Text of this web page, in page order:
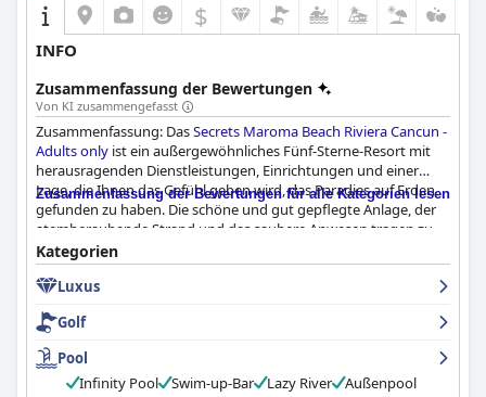
$
INFO
Zusammenfassung der Bewertungen
Von KI zusammengefasst
Zusammenfassung: DasSecrets Maroma Beach Riviera Cancun -
Adults only ist ein außergewöhnliches Fünf-Sterne-Resort mit
herausragenden Dienstleistungen, Einrichtungen und einer
Lage, die Ihnen das Gefühl geben wird, das Paradies auf Erden
gefunden zu haben. Die schöne und gut gepflegte Anlage, der
atemberaubende Strand und das saubere Anwesen tragen zu
einem hervorragenden Gesamterlebnis bei. Das Personal ist
freundlich, hilfsbereit und respektvoll, so dass sich die Gäste wie
zu Hause fühlen. Einige haben zwar Bedenken wegen der
Restaurants und des Essens geäußert, aber das Gesamterlebnis
macht das wieder wett. Wenn Sie auf der Suche nach einem
unvergesslichen Urlaub sind, ist das Secrets Maroma Beach
Riviera Cancun sehr zu empfehlen.
Zusammenfassung der Bewertungen für alle Kategorien lesen
Kategorien
Luxus
Golf
Pool
Infinity Pool
Swim-up-Bar Lazy River Außenpool